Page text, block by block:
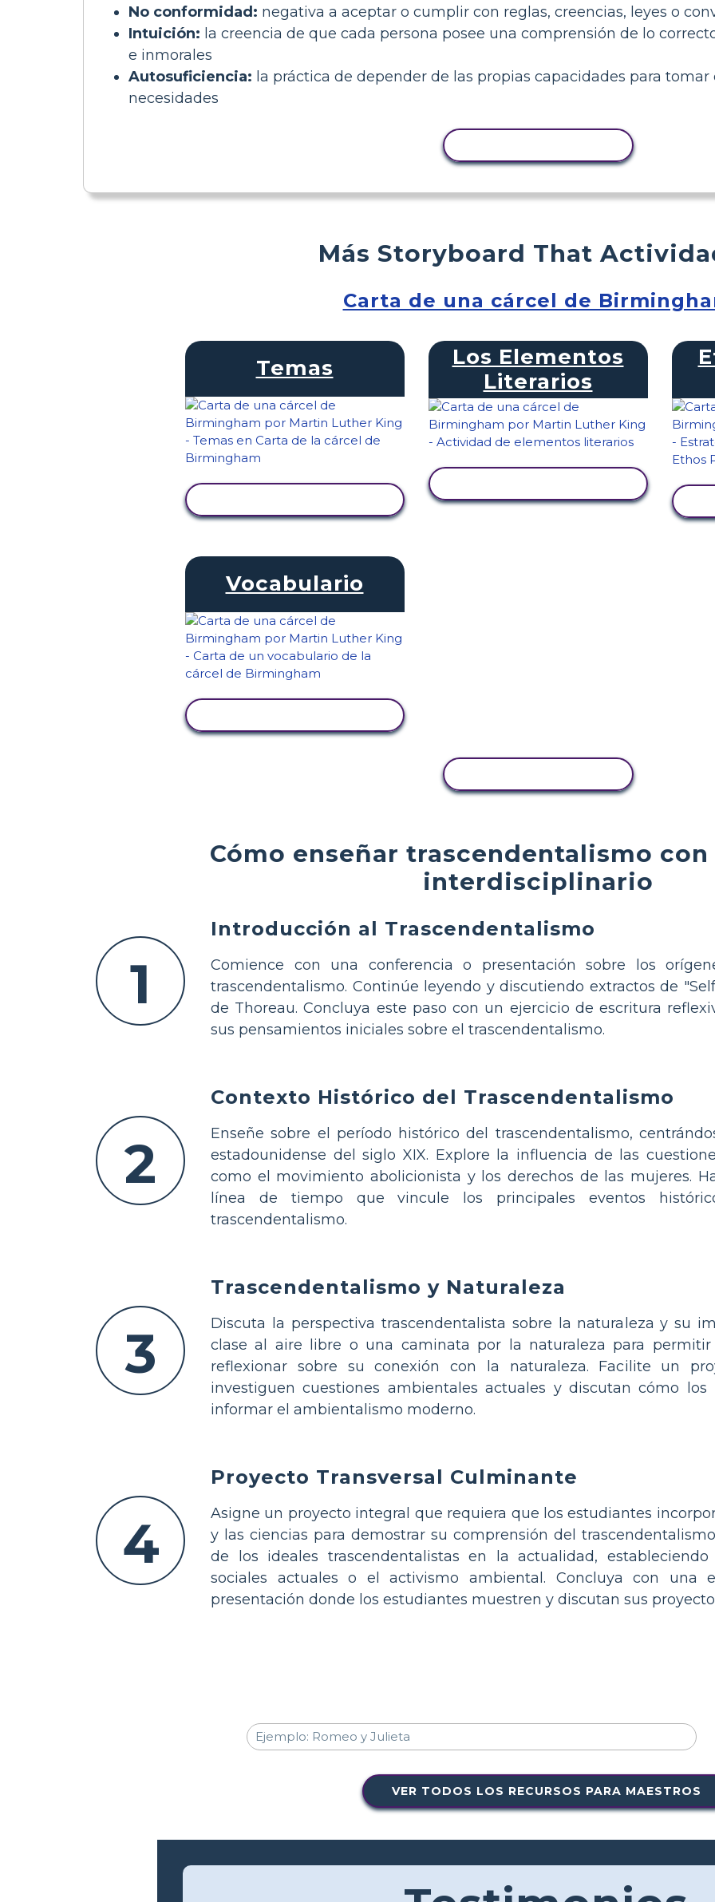
No conformidad: negativa a aceptar o cumplir con reglas, creencias, leyes o
Intuición: la creencia de que cada persona posee una comprensión de lo
e inmorales
Autosuficiencia: la práctica de depender de las propias capacidades para
necesidades
Cómo enseñar trascendentalismo
interdisciplinario
1
Introducción al Trascendentalismo
Comience con una conferencia o presentación sobre los
trascendentalismo. Continúe leyendo y discutiendo extractos de
de Thoreau. Concluya este paso con un ejercicio de escritura
sus pensamientos iniciales sobre el trascendentalismo.
2
Contexto Histórico del Trascendentalismo
Enseñe sobre el período histórico del trascendentalismo,
estadounidense del siglo XIX. Explore la influencia de las
como el movimiento abolicionista y los derechos de las mujeres.
línea de tiempo que vincule los principales eventos
trascendentalismo.
3
Trascendentalismo y Naturaleza
Discuta la perspectiva trascendentalista sobre la naturaleza y su
clase al aire libre o una caminata por la naturaleza para
reflexionar sobre su conexión con la naturaleza. Facilite un
investiguen cuestiones ambientales actuales y discutan cómo los
informar el ambientalismo moderno.
4
Proyecto Transversal Culminante
Asigne un proyecto integral que requiera que los estudiantes
y las ciencias para demostrar su comprensión del
de los ideales trascendentalistas en la actualidad,
sociales actuales o el activismo ambiental. Concluya con
presentación donde los estudiantes muestren y discutan sus
Más Storyboard That
Carta de una cárcel de
Temas
Los Elementos
Literarios
Vocabulario
VER TODOS LOS RECURSOS PARA MAESTROS